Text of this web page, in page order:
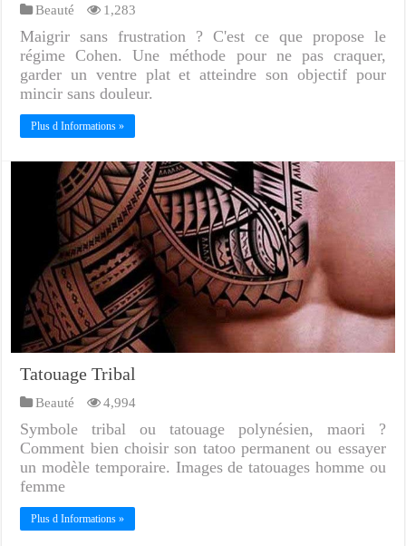
Beauté 1,283
Maigrir sans frustration ? C'est ce que propose le
régime Cohen. Une méthode pour ne pas craquer,
garder un ventre plat et atteindre son objectif pour
mincir sans douleur.
Plus d Informations »
Tatouage Tribal
Beauté 4,994
Symbole tribal ou tatouage polynésien, maori ?
Comment bien choisir son tatoo permanent ou essayer
un modèle temporaire. Images de tatouages homme ou
femme
Plus d Informations »